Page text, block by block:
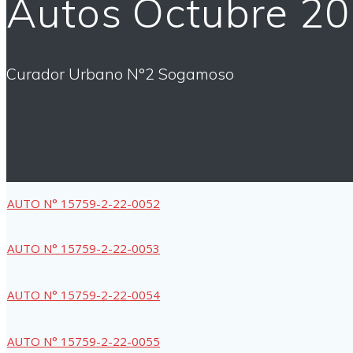
Autos Octubre
Curador Urbano N°2 Sogamoso
AUTO N° 15759-2-22-0052
AUTO N° 15759-2-22-0053
AUTO N° 15759-2-22-0054
AUTO N° 15759-2-22-0055